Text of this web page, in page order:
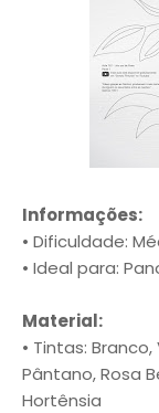
Informações:
• Dificuldade:
• Ideal para:
Material:
• Tintas:
Pântano, Rosa
Hortênsia